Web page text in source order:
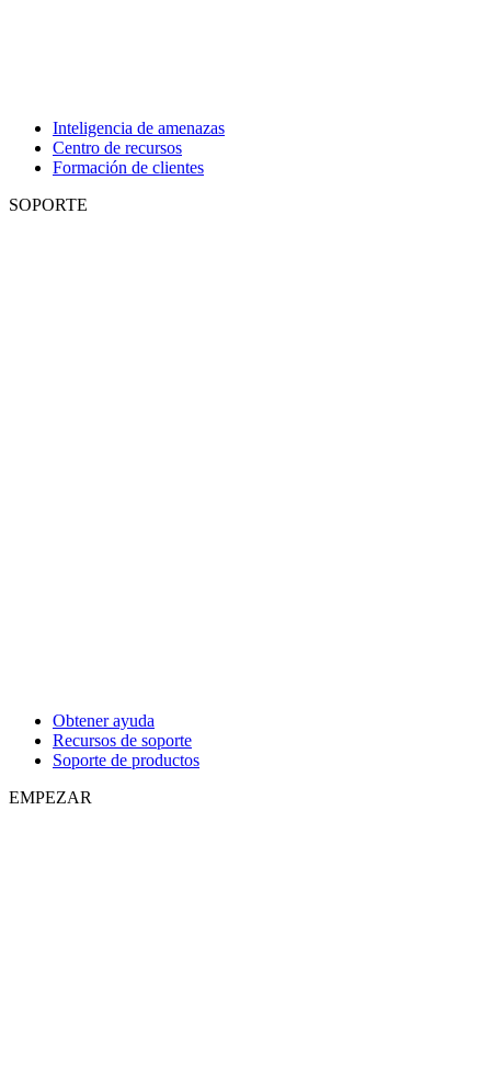
Inteligencia de amenazas
Centro de recursos
Formación de clientes
SOPORTE
Obtener ayuda
Recursos de soporte
Soporte de productos
EMPEZAR